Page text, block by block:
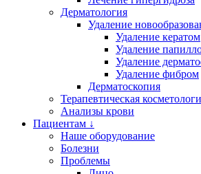
Дерматология
Удаление
Удаление кератом
Удаление
Удаление
Удаление фибром
Дерматоскопия
Терапевтическая
Анализы крови
Пациентам ↓
Наше оборудование
Болезни
Проблемы